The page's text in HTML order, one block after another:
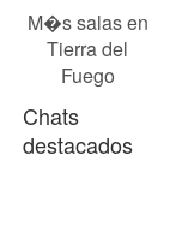
M�s salas en
Tierra del
Fuego
Chats
destacados